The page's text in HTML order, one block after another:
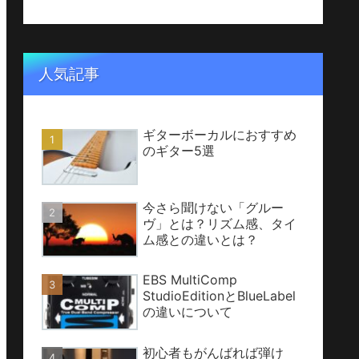
人気記事
ギターボーカルにおすすめ
のギター5選
今さら聞けない「グルー
ヴ」とは？リズム感、タイ
ム感との違いとは？
EBS MultiComp
StudioEditionとBlueLabel
の違いについて
初心者もがんばれば弾け